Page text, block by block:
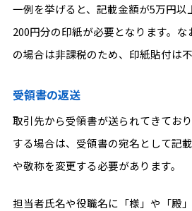
一例を挙げると、記載金額が5万円以
200円分の印紙が必要となります。
の場合は非課税のため、印紙貼付は不
受領書の返送
取引先から受領書が送られてきてお
する場合は、受領書の宛名として記
や敬称を変更する必要があります。
担当者氏名や役職名に「様」や「殿